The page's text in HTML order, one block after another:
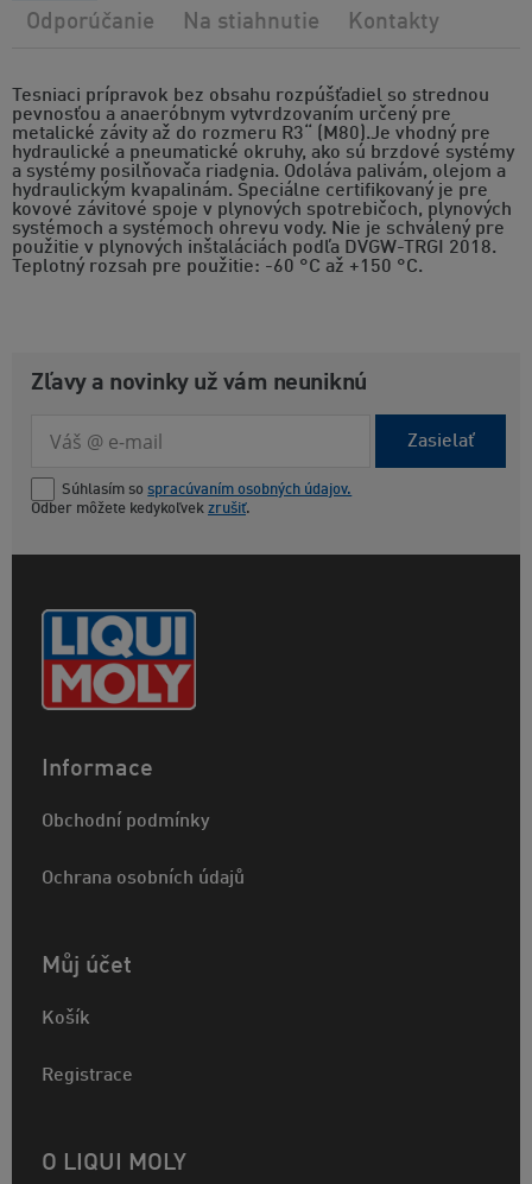
Tesniaci prípravok bez obsahu rozpúšťadiel so strednou
pevnosťou a anaeróbnym vytvrdzovaním určený pre
metalické závity až do rozmeru R3“ (M80).Je vhodný pre
hydraulické a pneumatické okruhy, ako sú brzdové systémy
a systémy posilňovača riadenia. Odoláva palivám, olejom a
hydraulickým kvapalinám. Špeciálne certifikovaný je pre
kovové závitové spoje v plynových spotrebičoch, plynových
systémoch a systémoch ohrevu vody. Nie je schválený pre
použitie v plynových inštaláciách podľa DVGW-TRGI 2018.
Teplotný rozsah pre použitie: -60 °C až +150 °C.
Odporúčanie Na stiahnutie Kontakty
Zľavy a novinky už vám neuniknú
Zasielať
Súhlasím so spracúvaním osobných údajov.
Odber môžete kedykoľvek zrušiť.
Informace
Obchodní podmínky
Ochrana osobních údajů
Můj účet
Košík
Registrace
O LIQUI MOLY